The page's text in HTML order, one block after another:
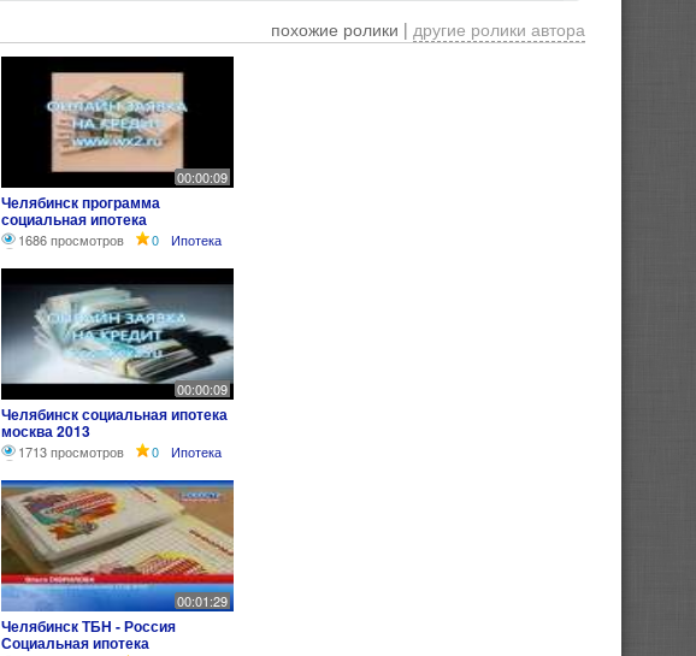
похожие ролики | другие ролики автора
00:00:09
Челябинск программа
социальная ипотека
1686 просмотров 0 Ипотека
00:00:09
Челябинск социальная ипотека
москва 2013
1713 просмотров 0 Ипотека
00:01:29
Челябинск ТБН - Россия
Социальная ипотека